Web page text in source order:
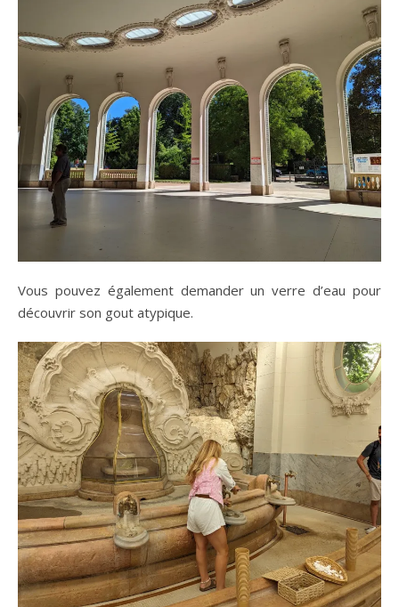
Vous pouvez également demander un verre d’eau pour
découvrir son gout atypique.